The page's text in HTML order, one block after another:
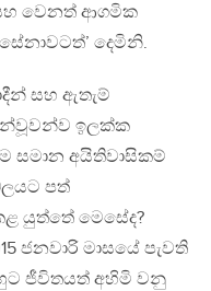
වෙනත් ආගමික
දෙමිනි.
සහ ඇතැම්
ඉලක්ක
සමාන අයිතිවාසිකම්
පත්
යුත්තේ මෙසේද?
ජනවාරි මාසයේ පැවති
ජීවිතයත් අහිමි වනු